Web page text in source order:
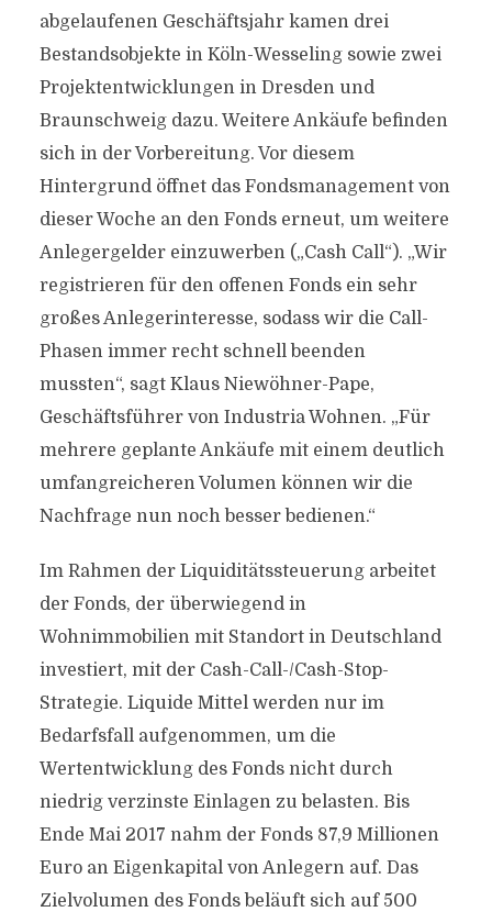
abgelaufenen Geschäftsjahr kamen drei
Bestandsobjekte in Köln-Wesseling sowie zwei
Projektentwicklungen in Dresden und
Braunschweig dazu. Weitere Ankäufe befinden
sich in der Vorbereitung. Vor diesem
Hintergrund öffnet das Fondsmanagement von
dieser Woche an den Fonds erneut, um weitere
Anlegergelder einzuwerben („Cash Call“). „Wir
registrieren für den offenen Fonds ein sehr
großes Anlegerinteresse, sodass wir die Call-
Phasen immer recht schnell beenden
mussten“, sagt Klaus Niewöhner-Pape,
Geschäftsführer von Industria Wohnen. „Für
mehrere geplante Ankäufe mit einem deutlich
umfangreicheren Volumen können wir die
Nachfrage nun noch besser bedienen.“
Im Rahmen der Liquiditätssteuerung arbeitet
der Fonds, der überwiegend in
Wohnimmobilien mit Standort in Deutschland
investiert, mit der Cash-Call-/Cash-Stop-
Strategie. Liquide Mittel werden nur im
Bedarfsfall aufgenommen, um die
Wertentwicklung des Fonds nicht durch
niedrig verzinste Einlagen zu belasten. Bis
Ende Mai 2017 nahm der Fonds 87,9 Millionen
Euro an Eigenkapital von Anlegern auf. Das
Zielvolumen des Fonds beläuft sich auf 500